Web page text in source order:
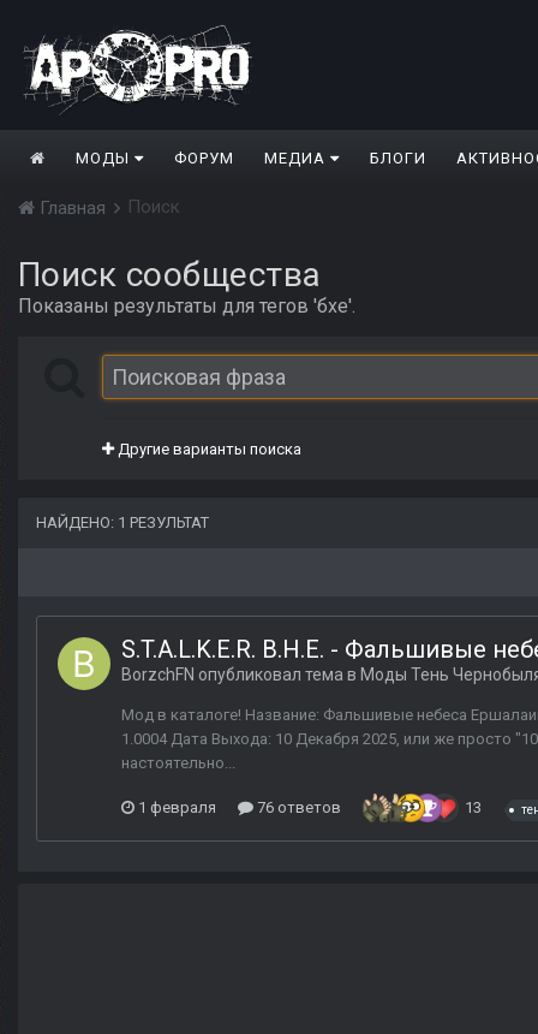
МОДЫ ФОРУМ МЕДИА БЛОГИ
Главная Поиск
Поиск сообщества
Показаны результаты для тегов 'бхе'.
Другие варианты поиска
НАЙДЕНО: 1 РЕЗУЛЬТАТ
S.T.A.L.K.E.R. B.H.E. - Фальшивые
BorzchFN опубликовал тема в Моды Тень
Мод в каталоге! Название: Фальшивые небеса
1.0004 Дата Выхода: 10 Декабря 2025, или же просто
настоятельно...
1 февраля 76 ответов 13